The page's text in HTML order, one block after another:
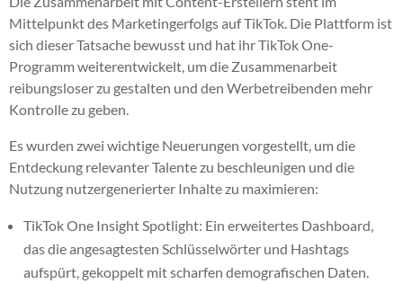
Mittelpunkt des Marketingerfolgs auf TikTok. Die Plattform ist
sich dieser Tatsache bewusst und hat ihr TikTok One-
Programm weiterentwickelt, um die Zusammenarbeit
reibungsloser zu gestalten und den Werbetreibenden mehr
Kontrolle zu geben.
Es wurden zwei wichtige Neuerungen vorgestellt, um die
Entdeckung relevanter Talente zu beschleunigen und die
Nutzung nutzergenerierter Inhalte zu maximieren:
TikTok One Insight Spotlight: Ein erweitertes Dashboard,
das die angesagtesten Schlüsselwörter und Hashtags
aufspürt, gekoppelt mit scharfen demografischen Daten.